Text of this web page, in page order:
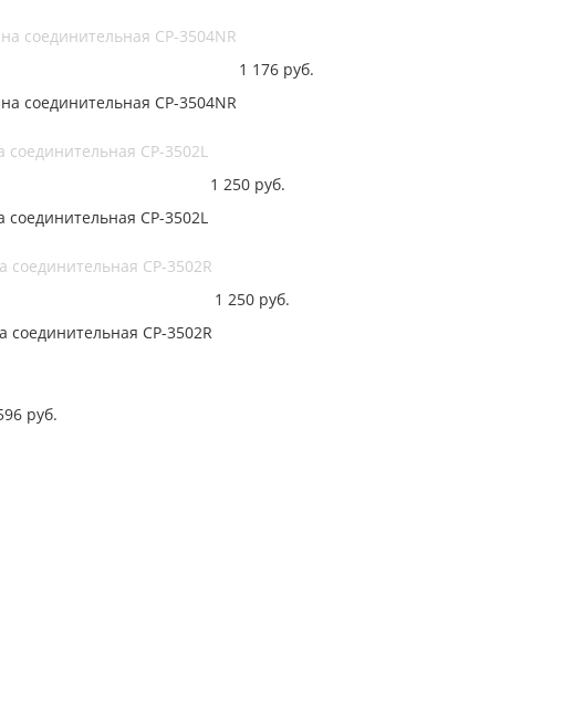
соединительная CP-3504NR
соединительная CP-3504NR
1 176 руб.
соединительная CP-3502L
соединительная CP-3502L
1 250 руб.
соединительная CP-3502R
соединительная CP-3502R
1 250 руб.
руб.